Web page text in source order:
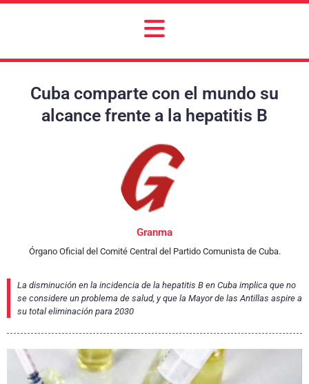
Cuba comparte con el mundo su
alcance frente a la hepatitis B
Granma
Órgano Oficial del Comité Central del Partido Comunista de Cuba.
La disminución en la incidencia de la hepatitis B en Cuba implica que no
se considere un problema de salud, y que la Mayor de las Antillas aspire a
su total eliminación para 2030